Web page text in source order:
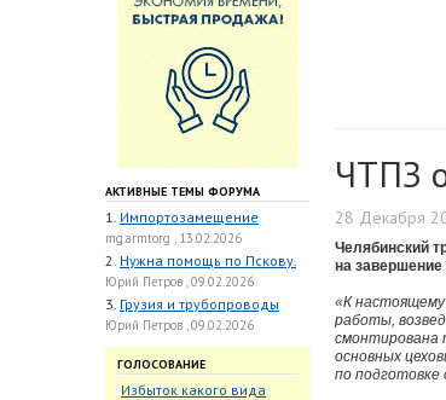
АКТИВНЫЕ ТЕМЫ ФОРУМА
1. Импортозамещение
mg.armtorg , 13.02.2026
2. Нужна помощь по Пскову.
Юрий Петров , 09.02.2026
3. Грузия и трубопроводы
Юрий Петров , 09.02.2026
ГОЛОСОВАНИЕ
Избыток какого вида
ЧТПЗ
28 Декабря
Челябинский
на
«К
работы,
смонтирована
основных
по подготовке